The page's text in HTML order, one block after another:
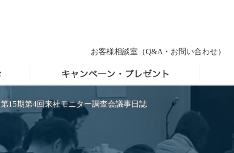
お客様相談室 （Q&A・お問い合わせ）
第15期第4回来社モニター調査会議事日誌